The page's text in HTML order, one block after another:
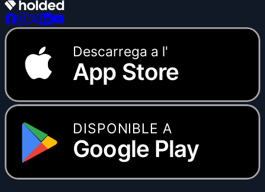
Descarrega a l'
App Store
DISPONIBLE A
Google Play